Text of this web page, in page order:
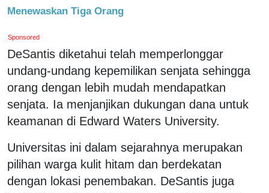
Menewaskan Tiga Orang
Sponsored
DeSantis diketahui telah memperlonggar
undang-undang kepemilikan senjata sehingga
orang dengan lebih mudah mendapatkan
senjata. Ia menjanjikan dukungan dana untuk
keamanan di Edward Waters University.
Universitas ini dalam sejarahnya merupakan
pilihan warga kulit hitam dan berdekatan
dengan lokasi penembakan. DeSantis juga